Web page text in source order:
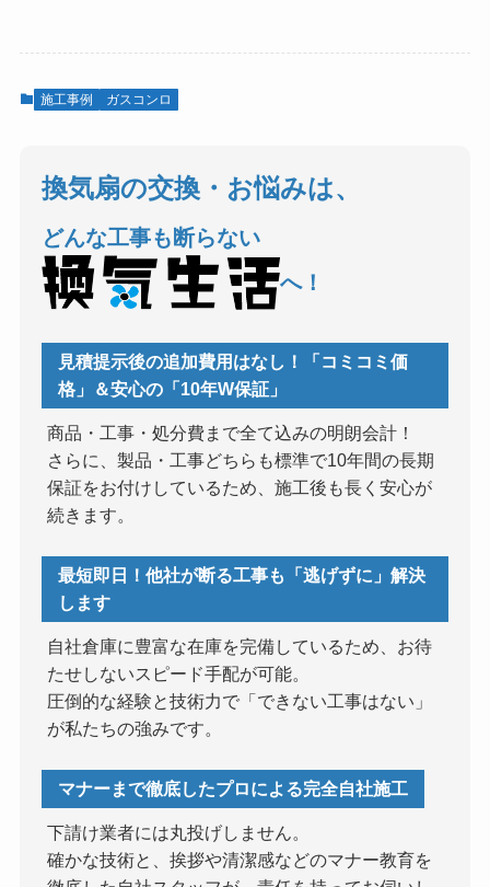
施工事例 ガスコンロ
換気扇の交換・お悩みは、
どんな工事も断らない
へ！
見積提示後の追加費用はなし！「コミコミ価
格」＆安心の「10年W保証」
商品・工事・処分費まで全て込みの明朗会計！
さらに、製品・工事どちらも標準で10年間の長期
保証をお付けしているため、施工後も長く安心が
続きます。
最短即日！他社が断る工事も「逃げずに」解決
します
自社倉庫に豊富な在庫を完備しているため、お待
たせしないスピード手配が可能。
圧倒的な経験と技術力で「できない工事はない」
が私たちの強みです。
マナーまで徹底したプロによる完全自社施工
下請け業者には丸投げしません。
確かな技術と、挨拶や清潔感などのマナー教育を